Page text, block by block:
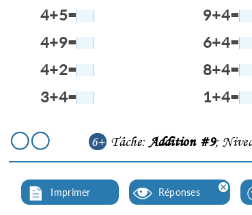
4+5=
9+4=
4+9=
6+4=
4+2=
8+4=
3+4=
1+4=
6+ Tâche:Addition #9;
Imprimer Réponses